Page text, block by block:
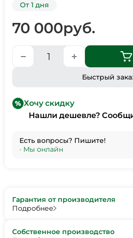
От 1 дня
70 000руб.
Быстрый
Хочу скидку
Нашли дешевле?
Есть вопросы? Пишите!
• Мы онлайн
Гарантия от производителя
Подробнее
Собственное производство